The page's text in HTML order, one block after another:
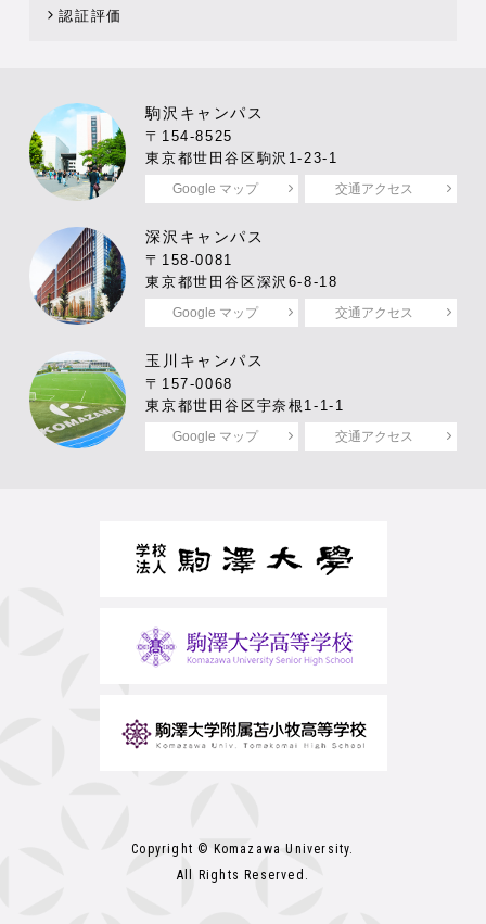
認証評価
駒沢キャンパス
〒154-8525
東京都世田谷区駒沢1-23-1
Google マップ 交通アクセス
深沢キャンパス
〒158-0081
東京都世田谷区深沢6-8-18
Google マップ 交通アクセス
玉川キャンパス
〒157-0068
東京都世田谷区宇奈根1-1-1
Google マップ 交通アクセス
Copyright © Komazawa University.
All Rights Reserved.